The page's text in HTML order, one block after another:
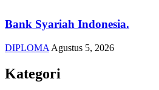
Bank Syariah Indonesia.
DIPLOMA Agustus 5, 2026
Kategori